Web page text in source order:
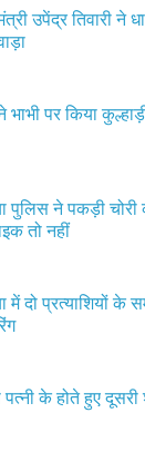
उपेंद्र तिवारी ने
भाभी पर किया
पुलिस ने पकड़ी
तो नहीं
में दो प्रत्याशियों के
के होते हुए दूसरी